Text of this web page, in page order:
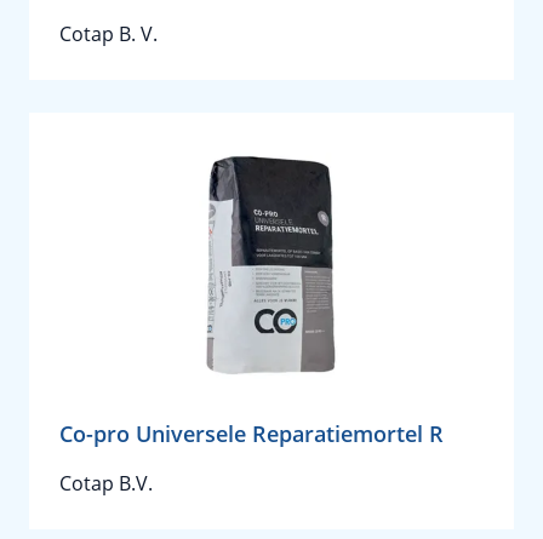
Cotap B. V.
Co-pro Universele Reparatiemortel R
Cotap B.V.